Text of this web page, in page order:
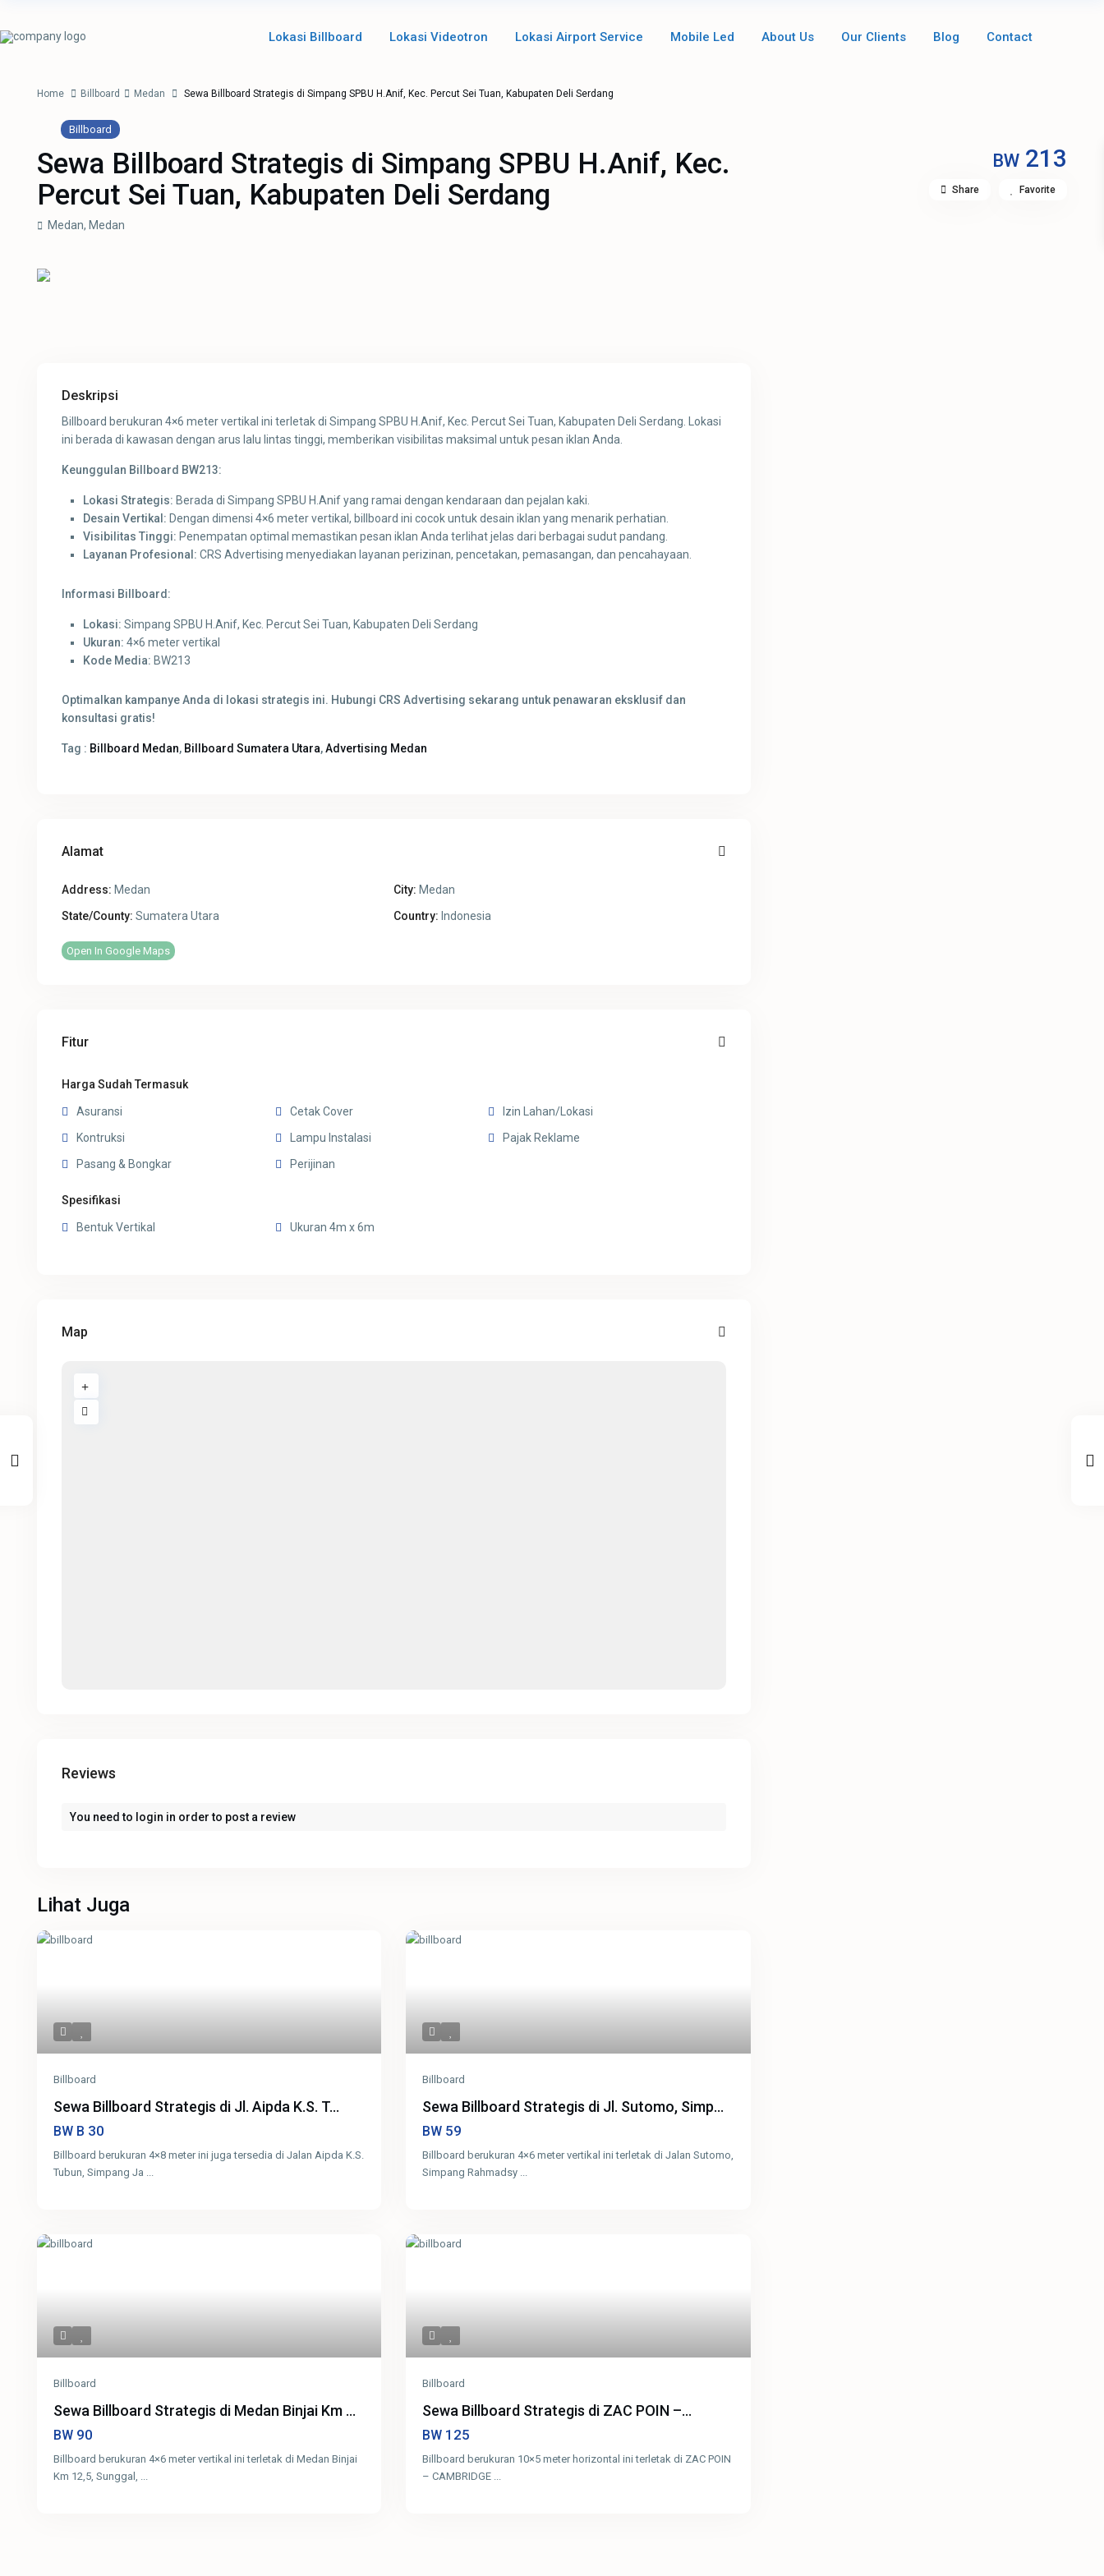
Lokasi Billboard Lokasi Videotron Lokasi Airport Service Mobile Led About Us Our Clients Blog Contact
Home Billboard Medan Sewa Billboard Strategis di Simpang SPBU H.Anif, Kec. Percut Sei Tuan, Kabupaten Deli Serdang
Billboard
Sewa Billboard Strategis di Simpang SPBU H.Anif, Kec.
Percut Sei Tuan, Kabupaten Deli Serdang
BW213
Medan, Medan
Share Favorite
Deskripsi
Billboard berukuran 4×6 meter vertikal ini terletak di Simpang SPBU H.Anif, Kec. Percut Sei Tuan, Kabupaten Deli Serdang. Lokasi
ini berada di kawasan dengan arus lalu lintas tinggi, memberikan visibilitas maksimal untuk pesan iklan Anda.
Keunggulan Billboard BW213:
Lokasi Strategis: Berada di Simpang SPBU H.Anif yang ramai dengan kendaraan dan pejalan kaki.
Desain Vertikal: Dengan dimensi 4×6 meter vertikal, billboard ini cocok untuk desain iklan yang menarik perhatian.
Visibilitas Tinggi: Penempatan optimal memastikan pesan iklan Anda terlihat jelas dari berbagai sudut pandang.
Layanan Profesional: CRS Advertising menyediakan layanan perizinan, pencetakan, pemasangan, dan pencahayaan.
Informasi Billboard:
Lokasi: Simpang SPBU H.Anif, Kec. Percut Sei Tuan, Kabupaten Deli Serdang
Ukuran: 4×6 meter vertikal
Kode Media: BW213
Optimalkan kampanye Anda di lokasi strategis ini. Hubungi CRS Advertising sekarang untuk penawaran eksklusif dan
konsultasi gratis!
Tag : Billboard Medan, Billboard Sumatera Utara,Advertising Medan
Alamat
Address: Medan City: Medan
State/County: Sumatera Utara Country: Indonesia
Open In Google Maps
Fitur
Harga Sudah Termasuk
Asuransi Cetak Cover
Izin Lahan/Lokasi
Kontruksi
Lampu Instalasi
Pajak Reklame
Pasang & Bongkar
Perijinan
Spesifikasi
Bentuk Vertikal Ukuran 4m x 6m
Map
Reviews
You need to login in order to post a review
Lihat Juga
Billboard
Sewa Billboard Strategis di Jl. Aipda K.S. T...
BW B 30
Billboard berukuran 4×8 meter ini juga tersedia di Jalan Aipda K.S.
Tubun, Simpang Ja ...
Billboard
Sewa Billboard Strategis di Jl. Sutomo, Simp...
BW 59
Billboard berukuran 4×6 meter vertikal ini terletak di Jalan Sutomo,
Simpang Rahmadsy ...
Billboard
Sewa Billboard Strategis di Medan Binjai Km ...
BW 90
Billboard berukuran 4×6 meter vertikal ini terletak di Medan Binjai
Km 12,5, Sunggal, ...
Billboard
Sewa Billboard Strategis di ZAC POIN –...
BW 125
Billboard berukuran 10×5 meter horizontal ini terletak di ZAC POIN
– CAMBRIDGE ...